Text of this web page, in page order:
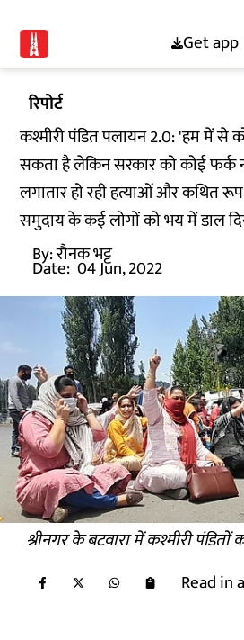
Get app
रिपोर्ट
कश्मीरी पंडित पलायन 2.0: 'हम में से
सकता है लेकिन सरकार को कोई फर्क
लगातार हो रही हत्याओं और कथित
समुदाय के कई लोगों को भय में डाल
By:रौनक भट्ट
Date: 04 Jun, 2022
श्रीनगर के बटवारा में कश्मीरी पंडितों
Read in